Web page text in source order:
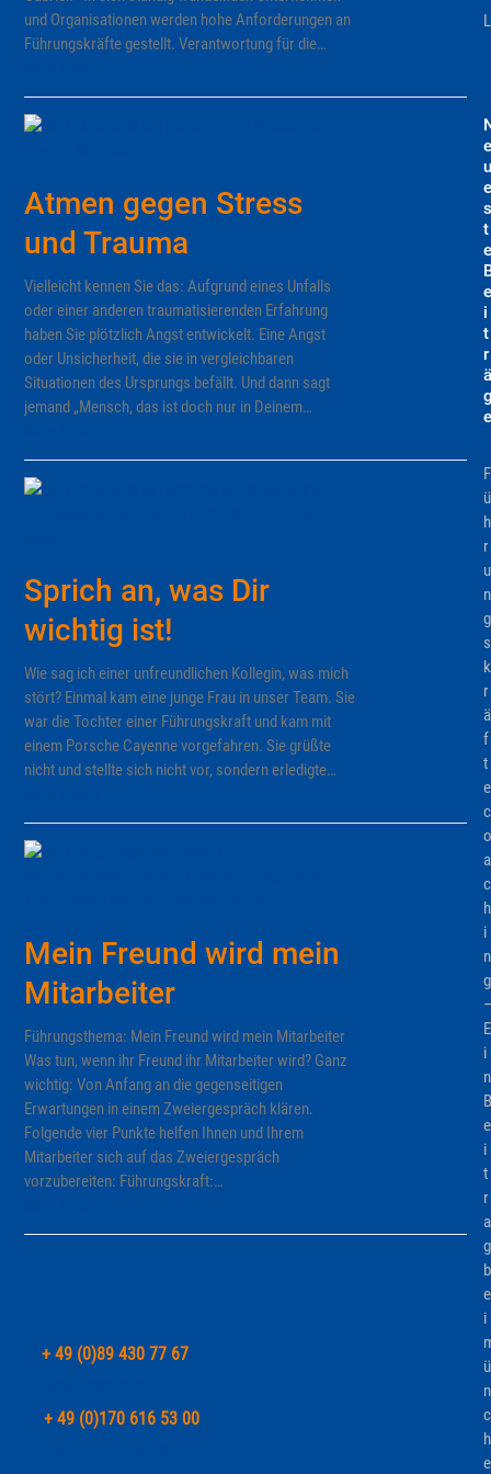
und Organisationen werden hohe Anforderungen an
Führungskräfte gestellt. Verantwortung für die…
Atmen gegen Stress
und Trauma
Vielleicht kennen Sie das: Aufgrund eines Unfalls
oder einer anderen traumatisierenden Erfahrung
haben Sie plötzlich Angst entwickelt. Eine Angst
oder Unsicherheit, die sie in vergleichbaren
Situationen des Ursprungs befällt. Und dann sagt
jemand „Mensch, das ist doch nur in Deinem…
Sprich an, was Dir
wichtig ist!
Wie sag ich einer unfreundlichen Kollegin, was mich
stört? Einmal kam eine junge Frau in unser Team. Sie
war die Tochter einer Führungskraft und kam mit
einem Porsche Cayenne vorgefahren. Sie grüßte
nicht und stellte sich nicht vor, sondern erledigte…
Mein Freund wird mein
Mitarbeiter
Führungsthema: Mein Freund wird mein Mitarbeiter
Was tun, wenn ihr Freund ihr Mitarbeiter wird? Ganz
wichtig: Von Anfang an die gegenseitigen
Erwartungen in einem Zweiergespräch klären.
Folgende vier Punkte helfen Ihnen und Ihrem
Mitarbeiter sich auf das Zweiergespräch
vorzubereiten: Führungskraft:…
+ 49 (0)89 430 77 67
+ 49 (0)170 616 53 00
e
u
e
s
t
e
e
i
t
r
ä
e
F
ü
h
r
u
n
g
s
k
r
ä
f
t
e
c
o
a
c
h
i
n
g
E
i
n
B
e
i
t
r
a
g
b
e
i
ü
n
c
h
e